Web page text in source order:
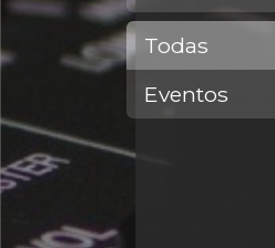
Todas
Eventos